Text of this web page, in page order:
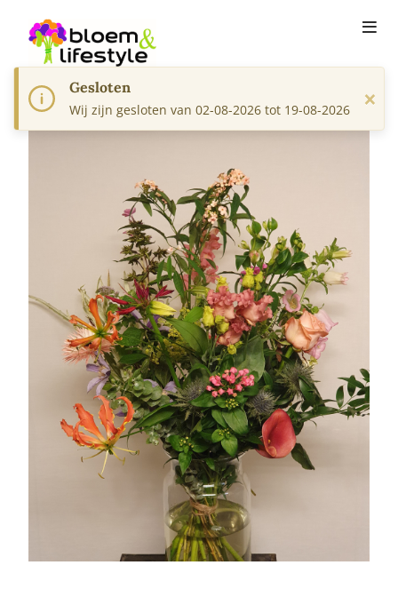
Gesloten
Wij zijn gesloten van 02-08-2026 tot 19-08-2026 ×